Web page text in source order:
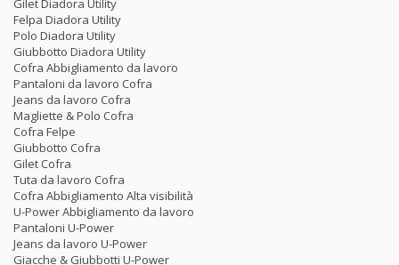
Gilet Diadora Utility
Felpa Diadora Utility
Polo Diadora Utility
Giubbotto Diadora Utility
Cofra Abbigliamento da lavoro
Pantaloni da lavoro Cofra
Jeans da lavoro Cofra
Magliette & Polo Cofra
Cofra Felpe
Giubbotto Cofra
Gilet Cofra
Tuta da lavoro Cofra
Cofra Abbigliamento Alta visibilità
U-Power Abbigliamento da lavoro
Pantaloni U-Power
Jeans da lavoro U-Power
Giacche & Giubbotti U-Power